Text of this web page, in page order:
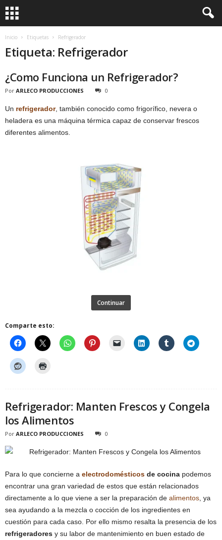
Inicio Etiquetas Refrigerador
Etiqueta: Refrigerador
¿Como Funciona un Refrigerador?
Por ARLECO PRODUCCIONES 0
Un refrigerador, también conocido como frigorífico, nevera o
heladera es una máquina térmica capaz de conservar frescos
diferentes alimentos.
Continuar
Comparte esto:
Refrigerador: Manten Frescos y Congela
los Alimentos
Por ARLECO PRODUCCIONES 0
Para lo que concierne a electrodomésticos de cocina podemos
encontrar una gran variedad de estos que están relacionados
directamente a lo que viene a ser la preparación de alimentos , ya
sea ayudando a la mezcla o cocción de los ingredientes en
cuestión para cada caso. Por ello mismo resalta la presencia de los
refrigeradores y su labor de mantenimiento en buen estado de